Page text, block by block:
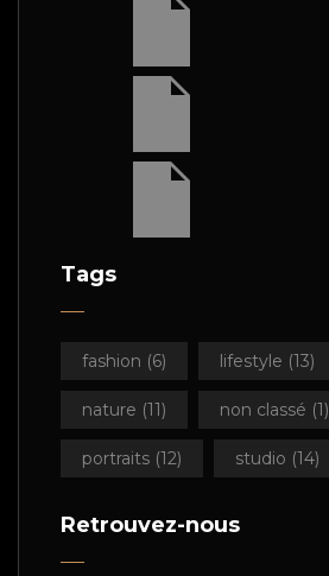
Tags
fashion (6) lifestyle (13)
nature (11) non classé (1)
portraits (12) studio (14)
Retrouvez-nous